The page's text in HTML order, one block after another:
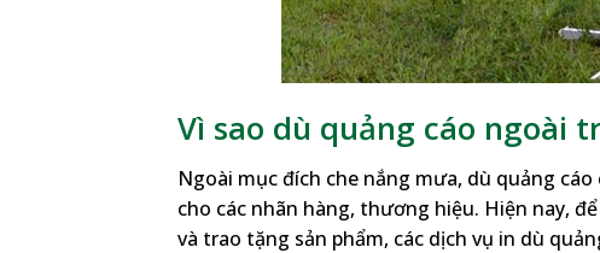
Vì sao dù quảng cáo ngoài
Ngoài mục đích che nắng mưa, dù quảng
cho các nhãn hàng, thương hiệu. Hiện nay,
và trao tặng sản phẩm, các dịch vụ in dù